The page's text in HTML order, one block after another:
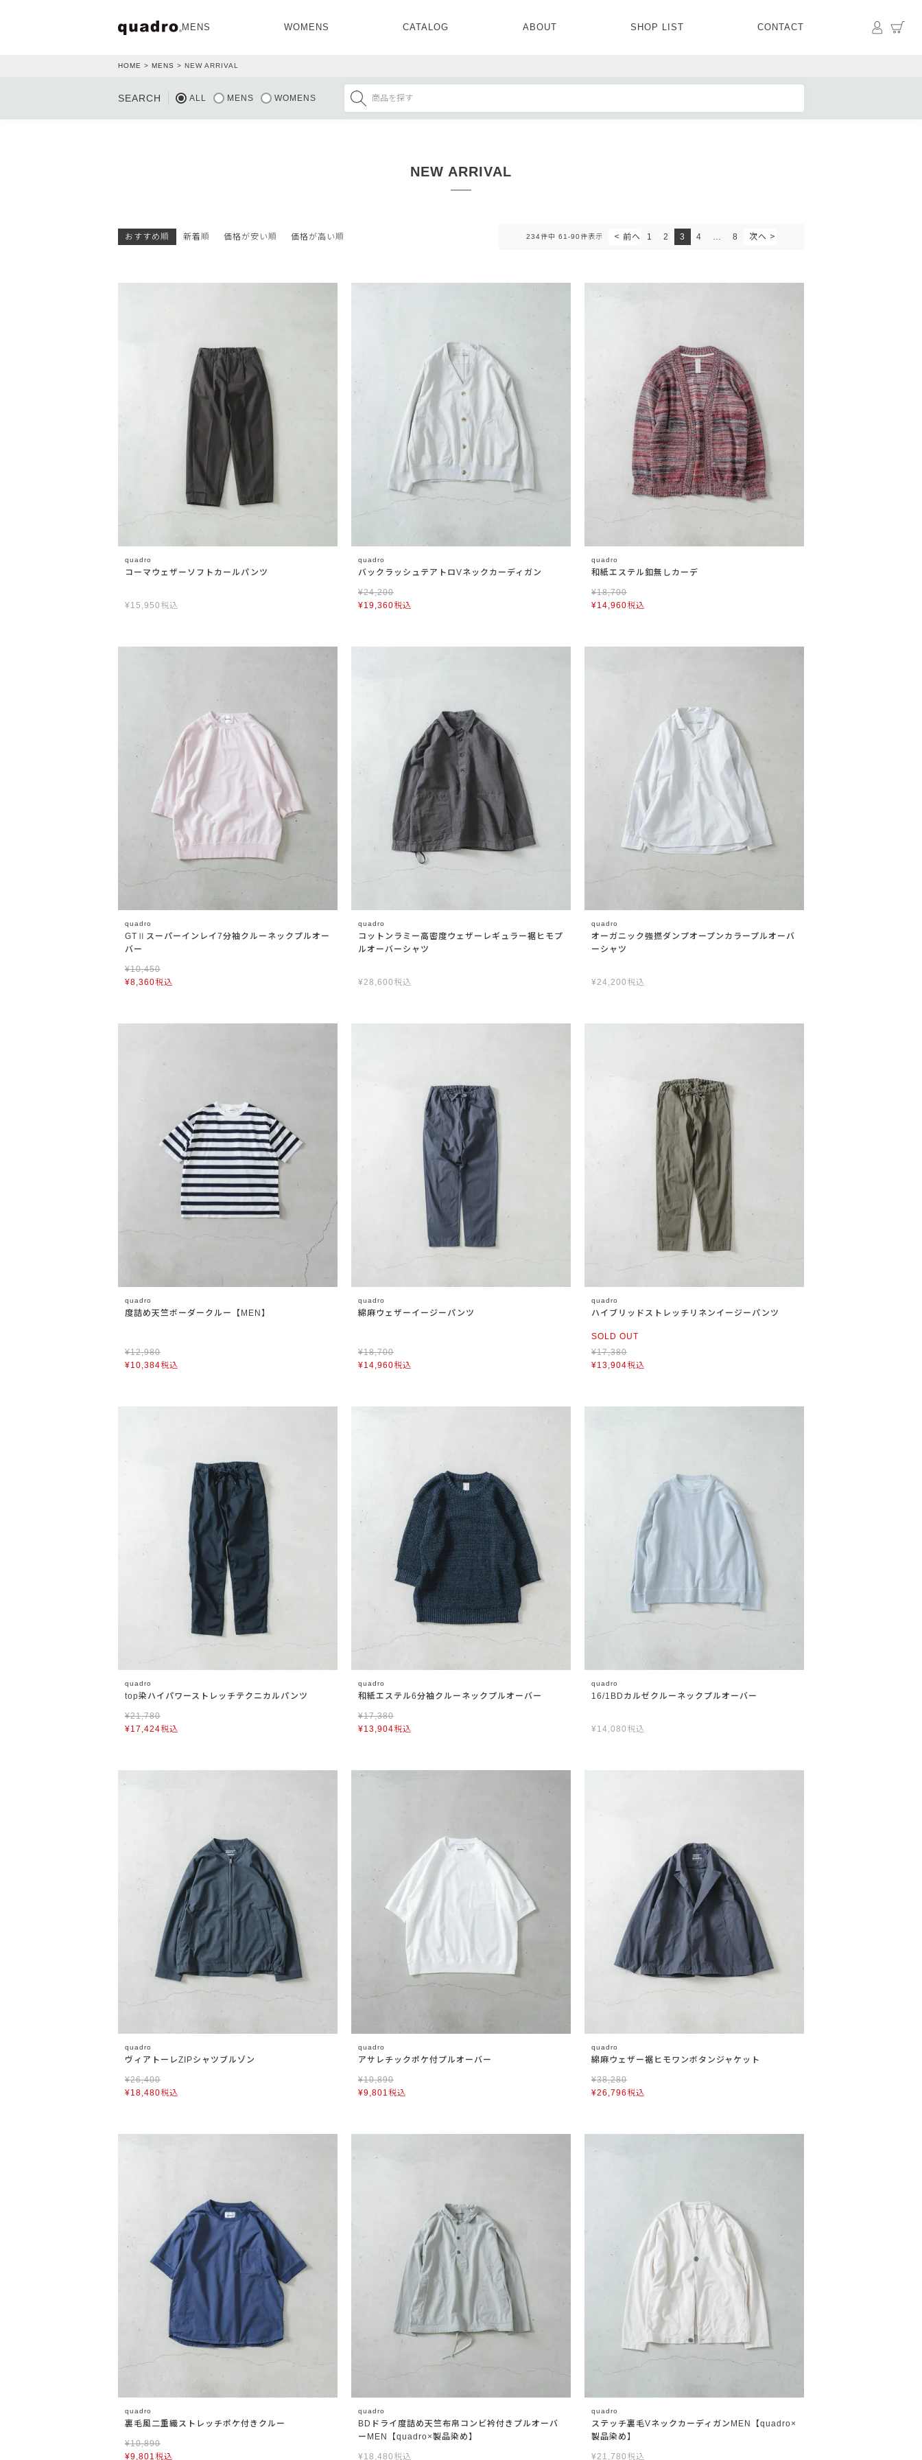
MENS
TOPS OUTER BOTTOMS
WOMENS
TOPS OUTER PANTS SKIRT
CATALOG ABOUT SHOP LIST CONTACT マイペ
HOME MENS NEW ARRIVAL
SEARCH ALL MENS WOMENS
NEW ARRIVAL
おすすめ順 新着順 価格が安い順 価格が高い順 234件中 61-90件表示 1 2 3 4 … 8
quadro
コーマウェザーソフトカールパンツ
¥15,950 税込
quadro
バックラッシュテアトロVネックカーディガン
¥24,200
¥19,360税込
quadro
和紙エステル釦無しカーデ
¥18,700
¥14,960税込
quadro
GTⅡスーパーインレイ7分袖クルーネックプルオー
バー
¥10,450
¥8,360税込
quadro
コットンラミー高密度ウェザーレギュラー裾ヒモプ
ルオーバーシャツ
¥28,600 税込
quadro
オーガニック強撚ダンプオープンカラープルオーバ
ーシャツ
¥24,200 税込
quadro
度詰め天竺ボーダークルー【MEN】
¥12,980
¥10,384税込
quadro
綿麻ウェザーイージーパンツ
¥18,700
¥14,960税込
quadro
ハイブリッドストレッチリネンイージーパンツ
SOLD OUT
¥17,380
¥13,904税込
quadro
top染ハイパワーストレッチテクニカルパンツ
¥21,780
¥17,424税込
quadro
和紙エステル6分袖クルーネックプルオーバー
¥17,380
¥13,904税込
quadro
16/1BDカルゼクルーネックプルオーバー
¥14,080 税込
quadro
ヴィアトーレZIPシャツブルゾン
¥26,400
¥18,480税込
quadro
アサレチックポケ付プルオーバー
¥10,890
¥9,801税込
quadro
綿麻ウェザー裾ヒモワンボタンジャケット
¥38,280
¥26,796税込
quadro
裏毛風二重織ストレッチポケ付きクルー
¥10,890
¥9,801税込
quadro
BDドライ度詰め天竺布帛コンビ衿付きプルオーバ
ーMEN【quadro×製品染め】
¥18,480 税込
quadro
ステッチ裏毛VネックカーディガンMEN【quadro×
製品染め】
¥21,780 税込